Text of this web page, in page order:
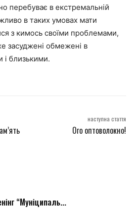
перебуває в екстремальній
в таких умовах мати
з кимось своїми проблемами,
засуджені обмежені в
і близькими.
наступна стаття
Ого оптоволокно!
“Муніципаль...